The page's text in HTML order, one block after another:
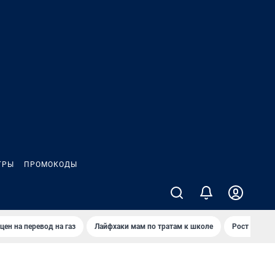
ПРОМОКОДЫ
на перевод на газ Лайфхаки мам по тратам к школе Рост цен на